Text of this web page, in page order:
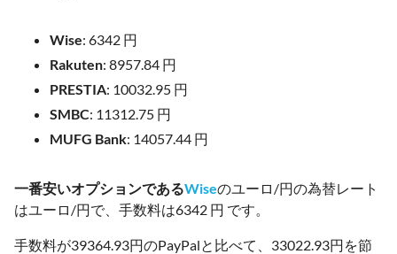
Wise: 6342 円
Rakuten: 8957.84 円
PRESTIA: 10032.95 円
SMBC: 11312.75 円
MUFG Bank: 14057.44 円
一番安いオプションであるWiseのユーロ/円の為替レート
はユーロ/円で、手数料は6342 円 です。
手数料が39364.93円のPayPalと比べて、33022.93円を節